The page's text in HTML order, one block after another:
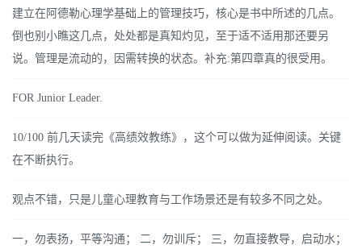
建立在阿德勒心理学基础上的管理技巧，核心是书中所述的几点。
倒也别小瞧这几点，处处都是真知灼见，至于适不适用那还要另
说。管理是流动的，因需转换的状态。补充:第四章真的很受用。
FOR Junior Leader.
10/100 前几天读完《高绩效教练》，这个可以做为延伸阅读。关键
在不断执行。
观点不错，只是儿童心理教育与工作场景还是有较多不同之处。
一，勿表扬，平等沟通； 二，勿训斥； 三，勿直接教导，启动水；